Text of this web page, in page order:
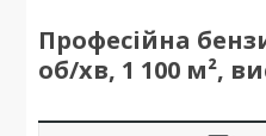
Професійна
об/хв, 1 100 м²,